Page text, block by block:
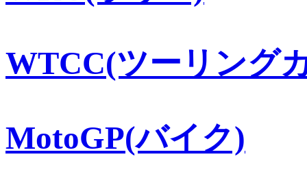
WTCC(ツーリング
MotoGP(バイク)